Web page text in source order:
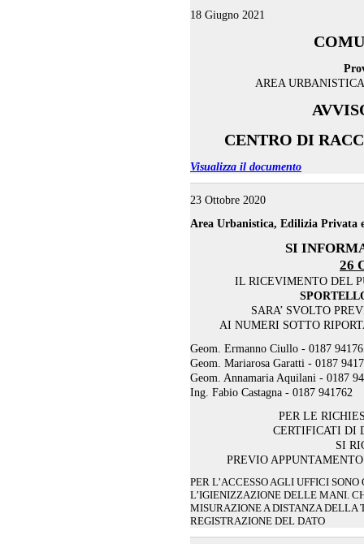
18 Giugno 2021
AREA
CENTRO DI
Visualizza il documento
23 Ottobre 2020
Area Urbanistica, Edilizia Privata
SI
26
IL RICEVIMENTO DEL
SARA’ SVOLTO
AI NUMERI SOTTO
Geom. Ermanno Ciullo - 0187
Geom. Mariarosa Garatti - 0187
Geom. Annamaria Aquilani - 0187
Ing. Fabio Castagna - 0187 941762
PER LE
CERTIFICATI DI
SI
PREVIO
PER L’ACCESSO AGLI UFFICI
L’IGIENIZZAZIONE DELLE MANI.
MISURAZIONE A DISTANZA DELLA
REGISTRAZIONE DEL DATO